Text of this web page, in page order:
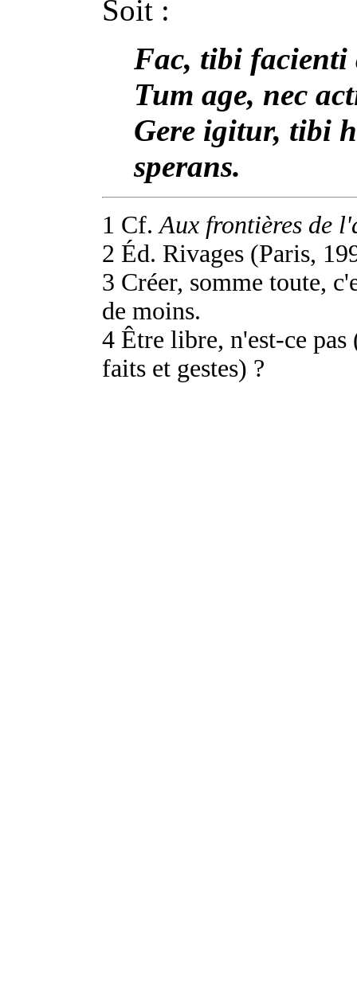
Soit :
Fac, tibi facienti
Tum age, nec
Gere igitur, tibi
sperans.
1 Cf.Aux frontières de
2 Éd. Rivages (Paris,
3 Créer, somme toute,
de moins.
4 Être libre, n'est-ce pas
faits et gestes) ?